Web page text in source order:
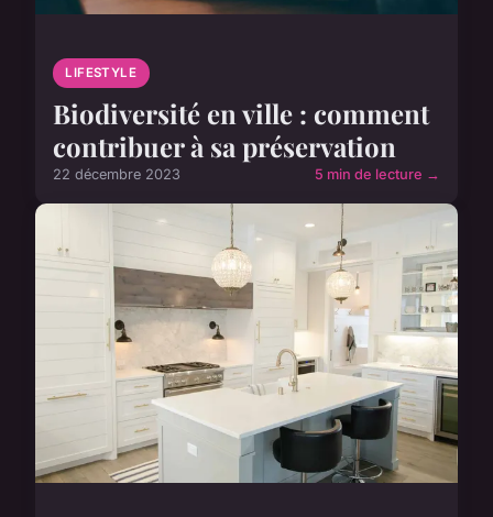
LIFESTYLE
Biodiversité en ville : comment
contribuer à sa préservation
22 décembre 2023 5 min de lecture →